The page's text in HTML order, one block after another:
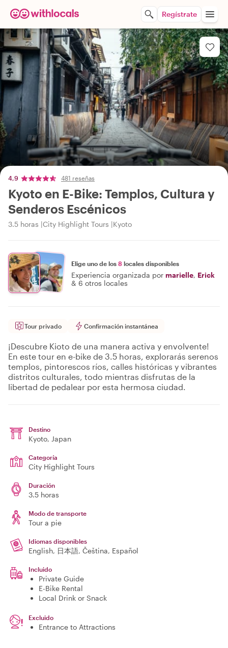
Regístrate
4,9 481 reseñas
Kyoto en E-Bike: Templos, Cultura y
Senderos Escénicos
3.5 horas City Highlight Tours Kyoto
Elige uno de los 8 locales disponibles
Experiencia organizada por marielle, Erick
& 6 otros locales
Tour privado Confirmación instantánea
¡Descubre Kioto de una manera activa y envolvente!
En este tour en e-bike de 3.5 horas, explorarás serenos
templos, pintorescos ríos, calles históricas y vibrantes
distritos culturales, todo mientras disfrutas de la
libertad de pedalear por esta hermosa ciudad.
Destino
Kyoto, Japan
Categoría
City Highlight Tours
Duración
3.5 horas
Modo de transporte
Tour a pie
Idiomas disponibles
English, 日本語, Čeština, Español
Incluido
Private Guide
E-Bike Rental
Local Drink or Snack
Excluido
Entrance to Attractions